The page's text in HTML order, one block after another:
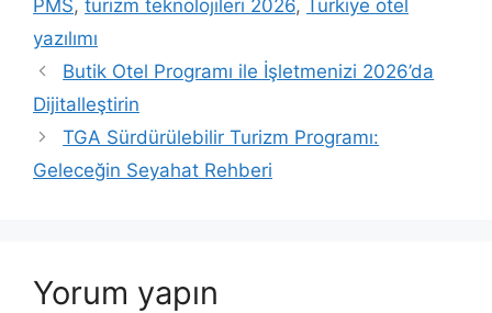
PMS, turizm teknolojileri 2026, Türkiye otel
yazılımı
Butik Otel Programı ile İşletmenizi 2026’da
Dijitalleştirin
TGA Sürdürülebilir Turizm Programı:
Geleceğin Seyahat Rehberi
Yorum yapın